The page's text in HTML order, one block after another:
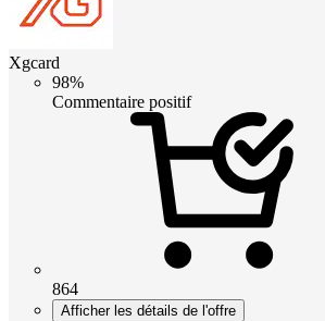
Xgcard
98%
Commentaire positif
864
Afficher les détails de l'offre